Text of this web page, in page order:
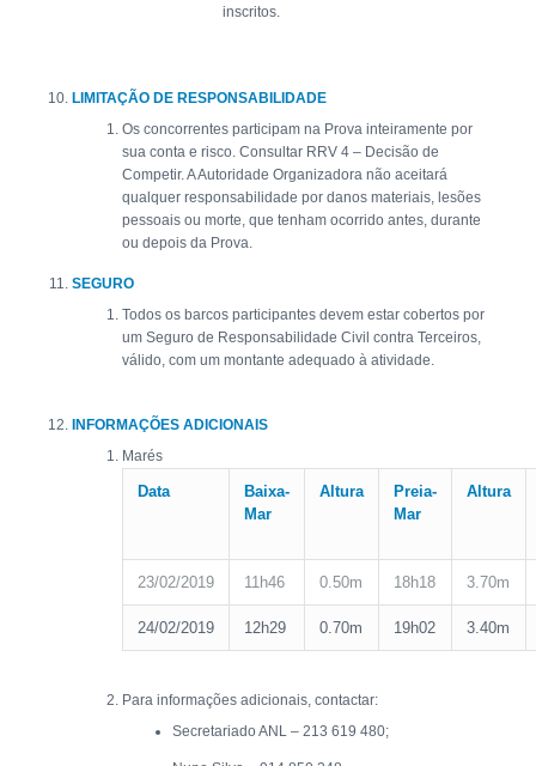
inscritos.
LIMITAÇÃO DE RESPONSABILIDADE
Os concorrentes participam na Prova inteiramente por
sua conta e risco. Consultar RRV 4 – Decisão de
Competir. A Autoridade Organizadora não aceitará
qualquer responsabilidade por danos materiais, lesões
pessoais ou morte, que tenham ocorrido antes, durante
ou depois da Prova.
SEGURO
Todos os barcos participantes devem estar cobertos por
um Seguro de Responsabilidade Civil contra Terceiros,
válido, com um montante adequado à atividade.
INFORMAÇÕES ADICIONAIS
Marés
Data
Baixa-
Mar
Altura
Preia-
Mar
Altura
23/02/2019 11h46 0.50m 18h18 3.70m
24/02/2019 12h29 0.70m 19h02 3.40m
Para informações adicionais, contactar:
Secretariado ANL – 213 619 480;